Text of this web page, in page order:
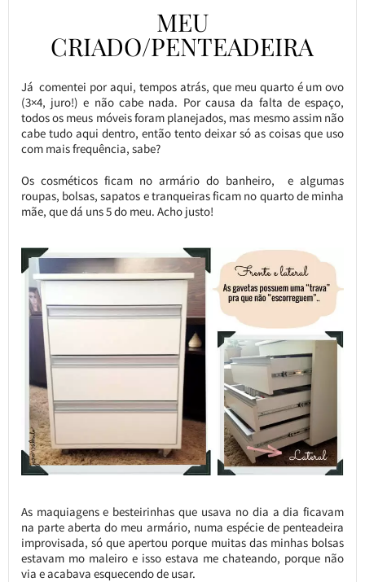
MEU
CRIADO/PENTEADEIRA
Já comentei por aqui, tempos atrás, que meu quarto é um ovo
(3×4, juro!) e não cabe nada. Por causa da falta de espaço,
todos os meus móveis foram planejados, mas mesmo assim não
cabe tudo aqui dentro, então tento deixar só as coisas que uso
com mais frequência, sabe?
Os cosméticos ficam no armário do banheiro, e algumas
roupas, bolsas, sapatos e tranqueiras ficam no quarto de minha
mãe, que dá uns 5 do meu. Acho justo!
As maquiagens e besteirinhas que usava no dia a dia ficavam
na parte aberta do meu armário, numa espécie de penteadeira
improvisada, só que apertou porque muitas das minhas bolsas
estavam mo maleiro e isso estava me chateando, porque não
via e acabava esquecendo de usar.